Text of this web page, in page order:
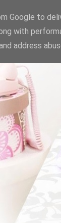
Google to
with
address